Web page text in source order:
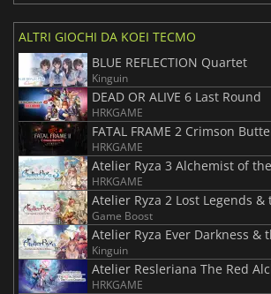
ALTRI GIOCHI DA KOEI TECMO
BLUE REFLECTION Quartet
Kinguin
DEAD OR ALIVE 6 Last Round
HRKGAME
HRKGAME
HRKGAME
Game Boost
Kinguin
HRKGAME